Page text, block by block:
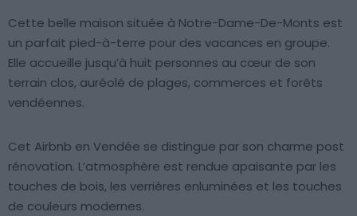
Cette belle maison située à Notre-Dame-De-Monts est
un parfait pied-à-terre pour des vacances en groupe.
Elle accueille jusqu’à huit personnes au cœur de son
terrain clos, auréolé de plages, commerces et forêts
vendéennes.
Cet Airbnb en Vendée se distingue par son charme post
rénovation. L’atmosphère est rendue apaisante par les
touches de bois, les verrières enluminées et les touches
de couleurs modernes.